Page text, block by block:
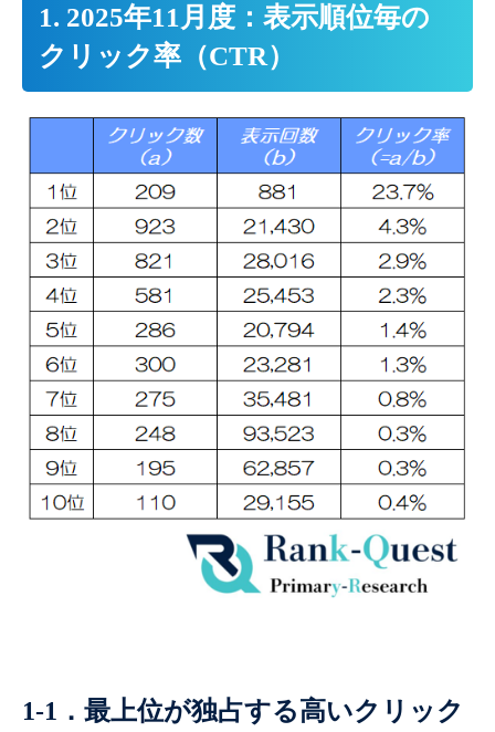
1. 2025年11月度：表示順位毎の
クリック率（CTR）
1-1．最上位が独占する高いクリック